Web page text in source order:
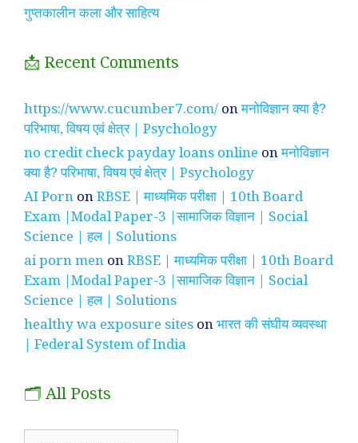
गुप्तकालीन कला और साहित्य
📩 Recent Comments
https://www.cucumber7.com/ onमनोविज्ञान क्या है?
परिभाषा, विषय एवं क्षेत्र | Psychology
no credit check payday loans online onमनोविज्ञान
क्या है? परिभाषा, विषय एवं क्षेत्र | Psychology
AI Porn onRBSE | माध्यमिक परीक्षा | 10th Board
Exam |Modal Paper-3 |सामाजिक विज्ञान | Social
Science | हल | Solutions
ai porn men onRBSE | माध्यमिक परीक्षा | 10th Board
Exam |Modal Paper-3 |सामाजिक विज्ञान | Social
Science | हल | Solutions
healthy wa exposure sites onभारत की संघीय व्यवस्था
| Federal System of India
🗂️ All Posts